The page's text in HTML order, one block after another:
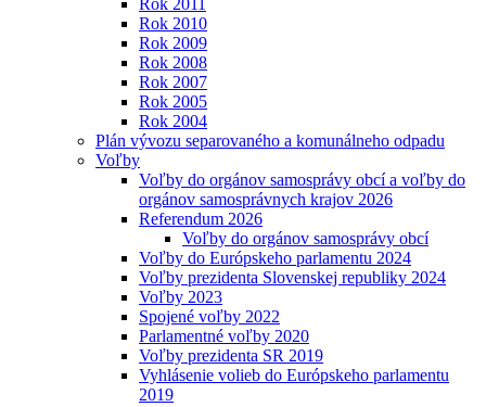
Rok 2011
Rok 2010
Rok 2009
Rok 2008
Rok 2007
Rok 2005
Rok 2004
Plán vývozu separovaného a komunálneho odpadu
Voľby
Voľby do orgánov samosprávy obcí a voľby do
orgánov samosprávnych krajov 2026
Referendum 2026
Voľby do orgánov samosprávy obcí
Voľby do Európskeho parlamentu 2024
Voľby prezidenta Slovenskej republiky 2024
Voľby 2023
Spojené voľby 2022
Parlamentné voľby 2020
Voľby prezidenta SR 2019
Vyhlásenie volieb do Európskeho parlamentu
2019